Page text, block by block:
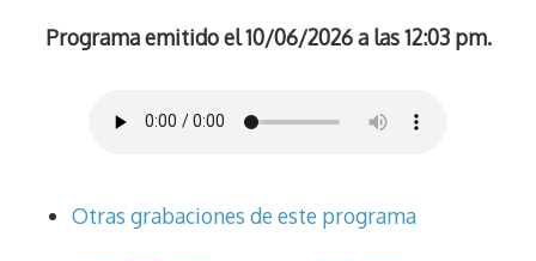
Programa emitido el 10/06/2026 a las 12:03 pm.
Otras grabaciones de este programa